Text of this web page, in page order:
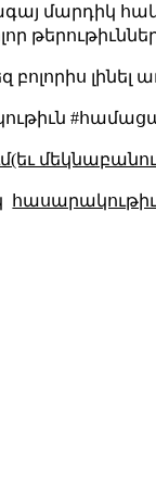
մարդիկ
բոլորիս